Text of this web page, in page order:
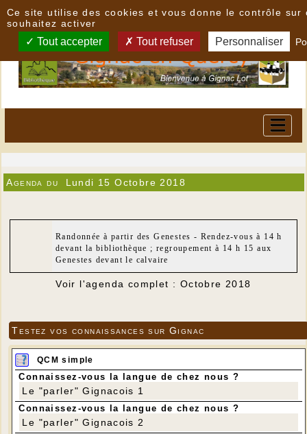
Agenda du Lundi 15 Octobre 2018
Randonnée à partir des Genestes - Rendez-vous à 14 h
devant la bibliothèque ; regroupement à 14 h 15 aux
Genestes devant le calvaire
Voir l'agenda complet : Octobre 2018
Testez vos connaissances sur Gignac
QCM simple
Connaissez-vous la langue de chez nous ?
Le "parler" Gignacois 1
Connaissez-vous la langue de chez nous ?
Le "parler" Gignacois 2
Ce site utilise des cookies et vous donne le contrôle sur
souhaitez activer
Tout accepter Tout refuser Personnaliser